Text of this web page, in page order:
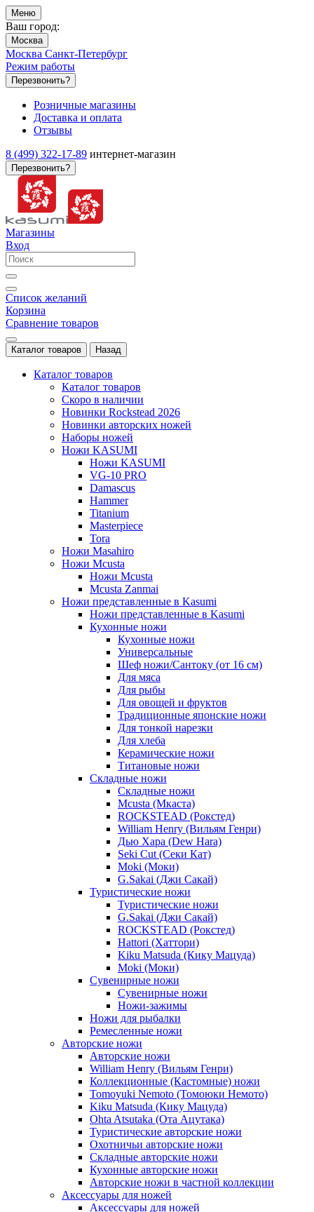
Меню
Ваш город:
Москва
Москва Санкт-Петербург
Режим работы
Перезвонить?
Розничные магазины
Доставка и оплата
Отзывы
8 (499) 322-17-89 интернет-магазин
Перезвонить?
Магазины
Вход
Список желаний
Корзина
Сравнение товаров
Каталог товаров Назад
Каталог товаров
Каталог товаров
Скоро в наличии
Новинки Rockstead 2026
Новинки авторских ножей
Наборы ножей
Ножи KASUMI
Ножи KASUMI
VG-10 PRO
Damascus
Hammer
Titanium
Masterpiece
Tora
Ножи Masahiro
Ножи Mcusta
Ножи Mcusta
Mcusta Zanmai
Ножи представленные в Kasumi
Ножи представленные в Kasumi
Кухонные ножи
Кухонные ножи
Универсальные
Шеф ножи/Сантоку (от 16 см)
Для мяса
Для рыбы
Для овощей и фруктов
Традиционные японские ножи
Для тонкой нарезки
Для хлеба
Керамические ножи
Титановые ножи
Складные ножи
Складные ножи
Mcusta (Мкаста)
ROCKSTEAD (Рокстед)
William Henry (Вильям Генри)
Дью Хара (Dew Hara)
Seki Cut (Секи Кат)
Moki (Моки)
G.Sakai (Джи Сакай)
Туристические ножи
Туристические ножи
G.Sakai (Джи Сакай)
ROCKSTEAD (Рокстед)
Hattori (Хаттори)
Kiku Matsuda (Кику Мацуда)
Moki (Моки)
Сувенирные ножи
Сувенирные ножи
Ножи-зажимы
Ножи для рыбалки
Ремесленные ножи
Авторские ножи
Авторские ножи
William Henry (Вильям Генри)
Коллекционные (Кастомные) ножи
Tomoyuki Nemoto (Томоюки Немото)
Kiku Matsuda (Кику Мацуда)
Ohta Atsutaka (Ота Ацутака)
Туристические авторские ножи
Охотничьи авторские ножи
Складные авторские ножи
Кухонные авторские ножи
Авторские ножи в частной коллекции
Аксессуары для ножей
Аксессуары для ножей